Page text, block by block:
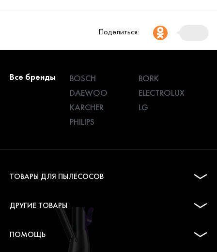
Поделиться:
Все бренды BOSCH
BORK
DAEWOO
ELECTROLUX
KARCHER
LG
PHILIPS
ТОВАРЫ ДЛЯ ПЫЛЕСОСОВ
ДРУГИЕ ТОВАРЫ
ПОМОЩЬ